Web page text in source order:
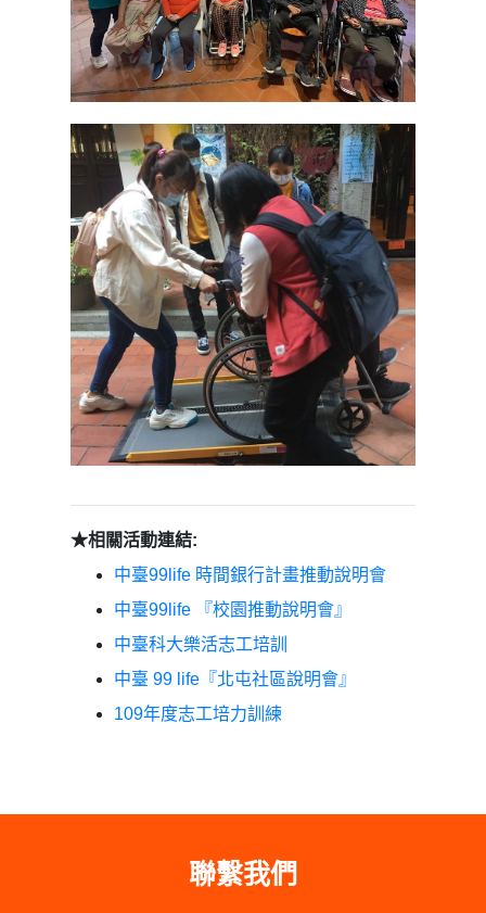
★相關活動連結:
中臺99life 時間銀行計畫推動說明會
中臺99life 『校園推動說明會』
中臺科大樂活志工培訓
中臺 99 life『北屯社區說明會』
109年度志工培力訓練
聯繫我們